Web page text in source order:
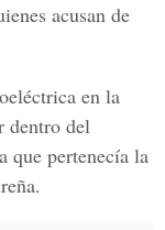
acusan de
en la
dentro del
que pertenecía la